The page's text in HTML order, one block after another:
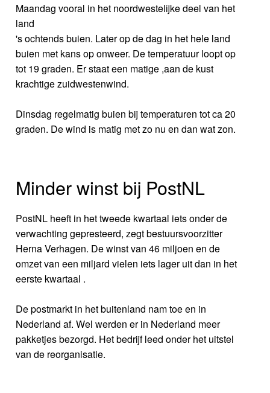
Maandag vooral in het noordwestelijke deel van het
land
's ochtends buien. Later op de dag in het hele land
buien met kans op onweer. De temperatuur loopt op
tot 19 graden. Er staat een matige ,aan de kust
krachtige zuidwestenwind.
Dinsdag regelmatig buien bij temperaturen tot ca 20
graden. De wind is matig met zo nu en dan wat zon.
Minder winst bij PostNL
PostNL heeft in het tweede kwartaal iets onder de
verwachting gepresteerd, zegt bestuursvoorzitter
Herna Verhagen. De winst van 46 miljoen en de
omzet van een miljard vielen iets lager uit dan in het
eerste kwartaal .
De postmarkt in het buitenland nam toe en in
Nederland af. Wel werden er in Nederland meer
pakketjes bezorgd. Het bedrijf leed onder het uitstel
van de reorganisatie.